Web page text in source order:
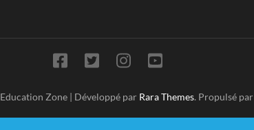
Education Zone | Développé par Rara Themes. Propulsé par